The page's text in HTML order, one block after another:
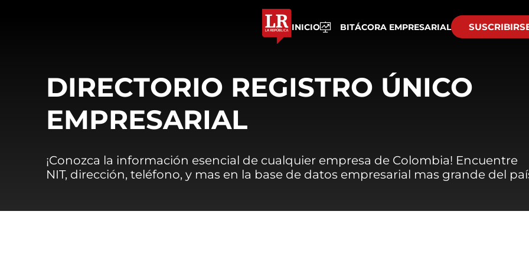
INICIO BITÁCORA EMPRESARIAL
DIRECTORIO REGISTRO ÚNICO
EMPRESARIAL
¡Conozca la información esencial de cualquier empresa de Colombia! Encuentre
NIT, dirección, teléfono, y mas en la base de datos empresarial mas grande del